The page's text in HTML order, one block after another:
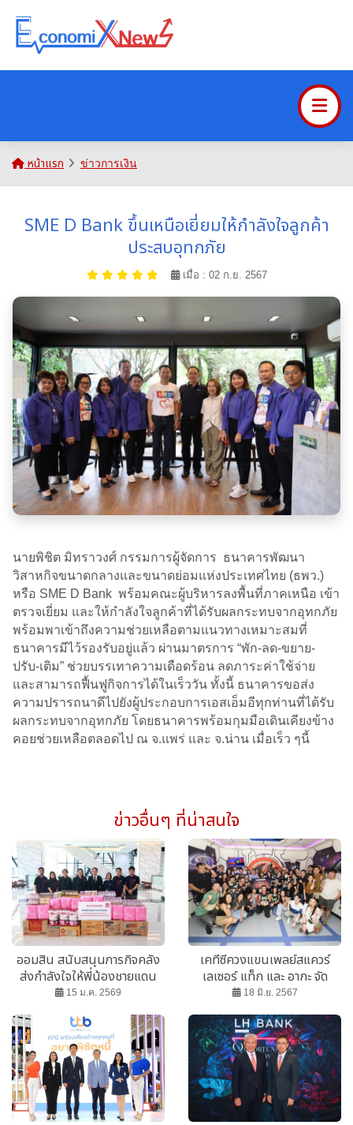
หน้าแรก ข่าวการเงิน
SME D Bank ขึ้นเหนือเยี่ยมให้กำลังใจลูกค้า
ประสบอุทกภัย
เมื่อ : 02 ก.ย. 2567
นายพิชิต มิทราวงศ์ กรรมการผู้จัดการ ธนาคารพัฒนา
วิสาหกิจขนาดกลางและขนาดย่อมแห่งประเทศไทย (ธพว.)
หรือ SME D Bank พร้อมคณะผู้บริหารลงพื้นที่ภาคเหนือ เข้า
ตรวจเยี่ยม และให้กำลังใจลูกค้าที่ได้รับผลกระทบจากอุทกภัย
พร้อมพาเข้าถึงความช่วยเหลือตามแนวทางเหมาะสมที่
ธนาคารมีไว้รองรับอยู่แล้ว ผ่านมาตรการ “พัก-ลด-ขยาย-
ปรับ-เติม” ช่วยบรรเทาความเดือดร้อน ลดภาระค่าใช้จ่าย
และสามารถฟื้นฟูกิจการได้ในเร็ววัน ทั้งนี้ ธนาคารขอส่ง
ความปรารถนาดีไปยังผู้ประกอบการเอสเอ็มอีทุกท่านที่ได้รับ
ผลกระทบจากอุทกภัย โดยธนาคารพร้อมกุมมือเดินเคียงข้าง
คอยช่วยเหลือตลอดไป ณ จ.แพร่ และ จ.น่าน เมื่อเร็ว ๆนี้
ข่าวอื่นๆ ที่น่าสนใจ
ออมสิน สนับสนุนภารกิจคลัง
ส่งกำลังใจให้พี่น้องชายแดน
ไทย-กัมพูชา
15 ม.ค. 2569
เคทีซีควงแขนเพลย์สแควร์
เลเซอร์ แท็ก และ อากะ จัด
กิจกรรมแฟนมีทติ้ง สมาชิก
กลุ่มล่าโปรบัตรเครดิต ครั้งที่ 3
18 มิ.ย. 2567